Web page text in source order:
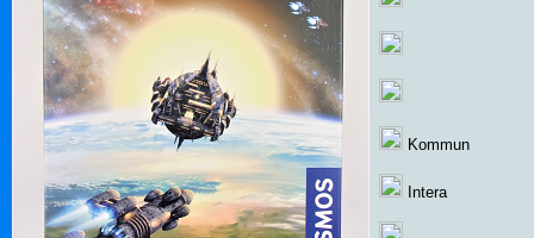
Kommun
Intera